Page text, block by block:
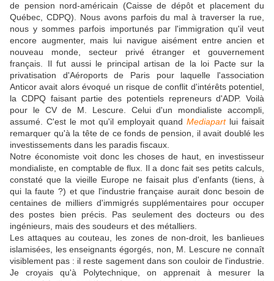
de pension nord-américain (Caisse de dépôt et placement du
Québec, CDPQ). Nous avons parfois du mal à traverser la rue,
nous y sommes parfois importunés par l'immigration qu'il veut
encore augmenter, mais lui navigue aisément entre ancien et
nouveau monde, secteur privé étranger et gouvernement
français. Il fut aussi le principal artisan de la loi Pacte sur la
privatisation d'Aéroports de Paris pour laquelle l'association
Anticor avait alors évoqué un risque de conflit d'intérêts potentiel,
la CDPQ faisant partie des potentiels repreneurs d'ADP. Voilà
pour le CV de M. Lescure. Celui d'un mondialiste accompli,
assumé. C'est le mot qu'il employait quand Mediapartlui faisait
remarquer qu'à la tête de ce fonds de pension, il avait doublé les
investissements dans les paradis fiscaux.
Notre économiste voit donc les choses de haut, en investisseur
mondialiste, en comptable de flux. Il a donc fait ses petits calculs,
constaté que la vieille Europe ne faisait plus d'enfants (tiens, à
qui la faute ?) et que l'industrie française aurait donc besoin de
centaines de milliers d'immigrés supplémentaires pour occuper
des postes bien précis. Pas seulement des docteurs ou des
ingénieurs, mais des soudeurs et des métalliers.
Les attaques au couteau, les zones de non-droit, les banlieues
islamisées, les enseignants égorgés, non, M. Lescure ne connaît
visiblement pas : il reste sagement dans son couloir de l'industrie.
Je croyais qu'à Polytechnique, on apprenait à mesurer la